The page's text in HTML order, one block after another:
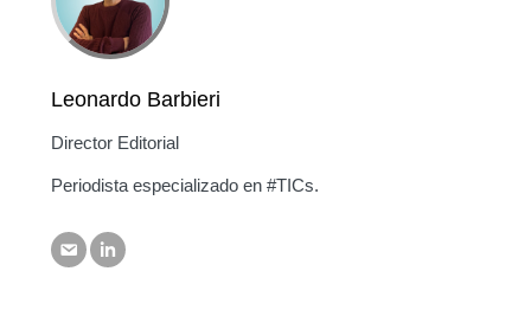
Leonardo Barbieri
Director Editorial
Periodista especializado en #TICs.